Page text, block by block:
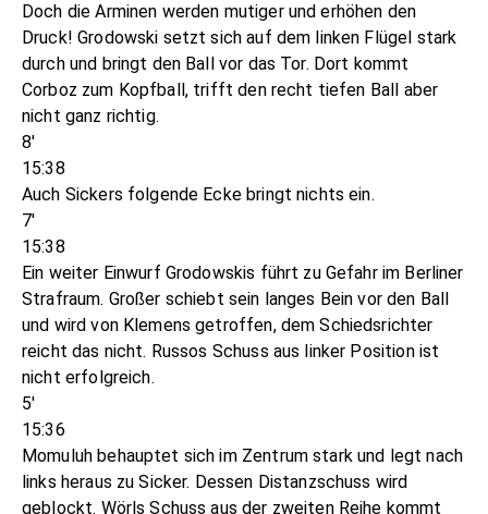
Doch die Arminen werden mutiger und erhöhen den
Druck! Grodowski setzt sich auf dem linken Flügel stark
durch und bringt den Ball vor das Tor. Dort kommt
Corboz zum Kopfball, trifft den recht tiefen Ball aber
nicht ganz richtig.
8'
15:38
Auch Sickers folgende Ecke bringt nichts ein.
7'
15:38
Ein weiter Einwurf Grodowskis führt zu Gefahr im Berliner
Strafraum. Großer schiebt sein langes Bein vor den Ball
und wird von Klemens getroffen, dem Schiedsrichter
reicht das nicht. Russos Schuss aus linker Position ist
nicht erfolgreich.
5'
15:36
Momuluh behauptet sich im Zentrum stark und legt nach
links heraus zu Sicker. Dessen Distanzschuss wird
geblockt. Wörls Schuss aus der zweiten Reihe kommt